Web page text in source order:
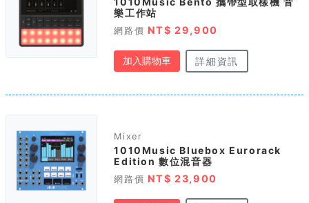
樂工作站
網路價 NT$ 29,900
加入購物車 詳細資訊
Mixer
1010Music Bluebox Eurorack
Edition 數位混音器
網路價 NT$ 23,900